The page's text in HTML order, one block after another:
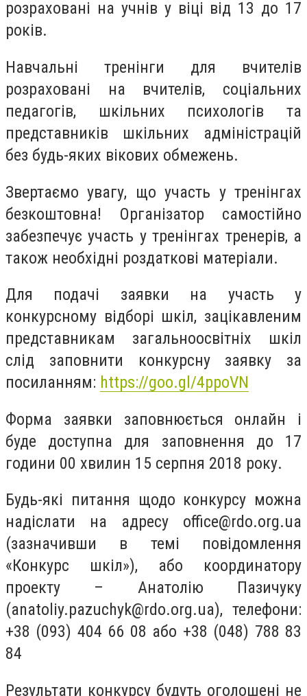
розраховані на учнів у віці від 13 до 17
років.
Навчальні тренінги для вчителів
розраховані на вчителів, соціальних
педагогів, шкільних психологів та
представників шкільних адміністрацій
без будь-яких вікових обмежень.
Звертаємо увагу, що участь у тренінгах
безкоштовна! Організатор самостійно
забезпечує участь у тренінгах тренерів, а
також необхідні роздаткові матеріали.
Для подачі заявки на участь у
конкурсному відборі шкіл, зацікавленим
представникам загальноосвітніх шкіл
слід заповнити конкурсну заявку за
посиланням: https://goo.gl/4ppoVN
Форма заявки заповнюється онлайн і
буде доступна для заповнення до 17
години 00 хвилин 15 серпня 2018 року.
Будь-які питання щодо конкурсу можна
надіслати на адресу office@rdo.org.ua
(зазначивши в темі повідомлення
«Конкурс шкіл»), або координатору
проекту – Анатолію Пазичуку
(anatoliy.pazuchyk@rdo.org.ua), телефони:
+38 (093) 404 66 08 або +38 (048) 788 83
84
Результати конкурсу будуть оголошені не